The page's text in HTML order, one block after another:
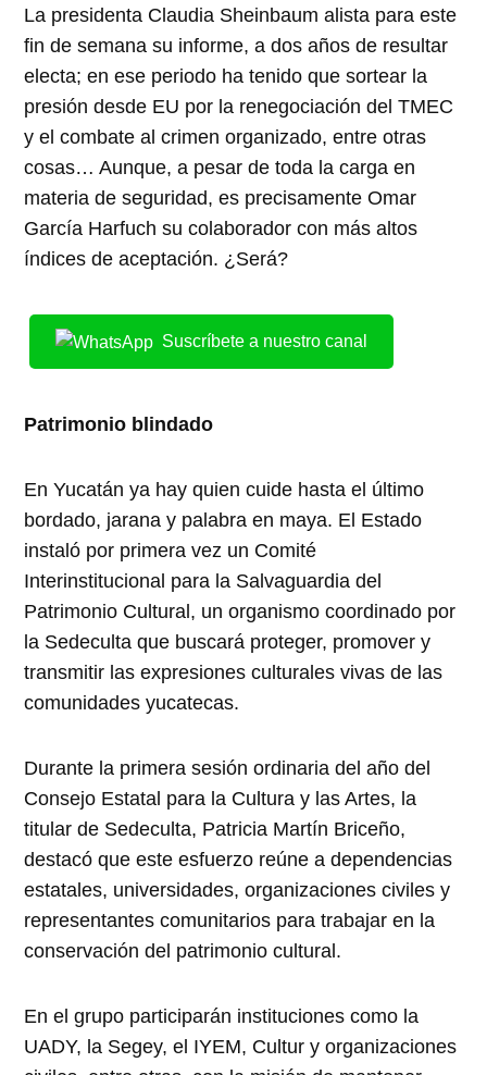
La presidenta Claudia Sheinbaum alista para este
fin de semana su informe, a dos años de resultar
electa; en ese periodo ha tenido que sortear la
presión desde EU por la renegociación del TMEC
y el combate al crimen organizado, entre otras
cosas… Aunque, a pesar de toda la carga en
materia de seguridad, es precisamente Omar
García Harfuch su colaborador con más altos
índices de aceptación. ¿Será?
Suscríbete a nuestro canal
Patrimonio blindado
En Yucatán ya hay quien cuide hasta el último
bordado, jarana y palabra en maya. El Estado
instaló por primera vez un Comité
Interinstitucional para la Salvaguardia del
Patrimonio Cultural, un organismo coordinado por
la Sedeculta que buscará proteger, promover y
transmitir las expresiones culturales vivas de las
comunidades yucatecas.
Durante la primera sesión ordinaria del año del
Consejo Estatal para la Cultura y las Artes, la
titular de Sedeculta, Patricia Martín Briceño,
destacó que este esfuerzo reúne a dependencias
estatales, universidades, organizaciones civiles y
representantes comunitarios para trabajar en la
conservación del patrimonio cultural.
En el grupo participarán instituciones como la
UADY, la Segey, el IYEM, Cultur y organizaciones